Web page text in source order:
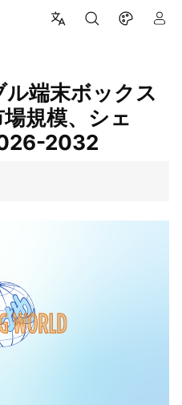
端末ボックス
規模、シェ
2032